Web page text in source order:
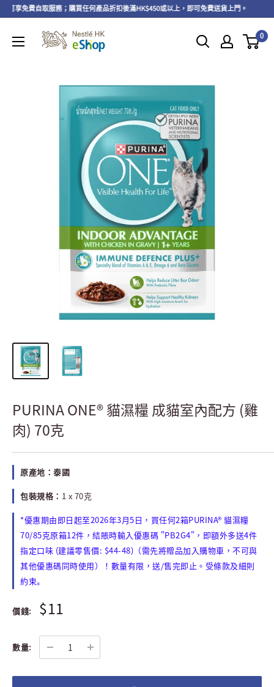
享免費自取服務；購買任何產品折扣後滿HK$450或以上，即可免費送貨上門。
0
PURINA ONE® 貓濕糧 成貓室內配方 (雞
肉) 70克
原產地：泰國
包裝規格： 1 x 70克
*優惠期由即日起至2026年3 月5 日，買任何2箱PURINA® 貓濕糧
70/85克原箱12件，結賬時輸入優惠碼 "PB2G4" ，即額外多送4件
指定口味 (建議零售價: $44-48) （需先將贈品加入購物車，不可與
其他優惠碼同時使用）！數量有限，送/售完即止。 受條款及細則
約束。
價錢: $11
數量: